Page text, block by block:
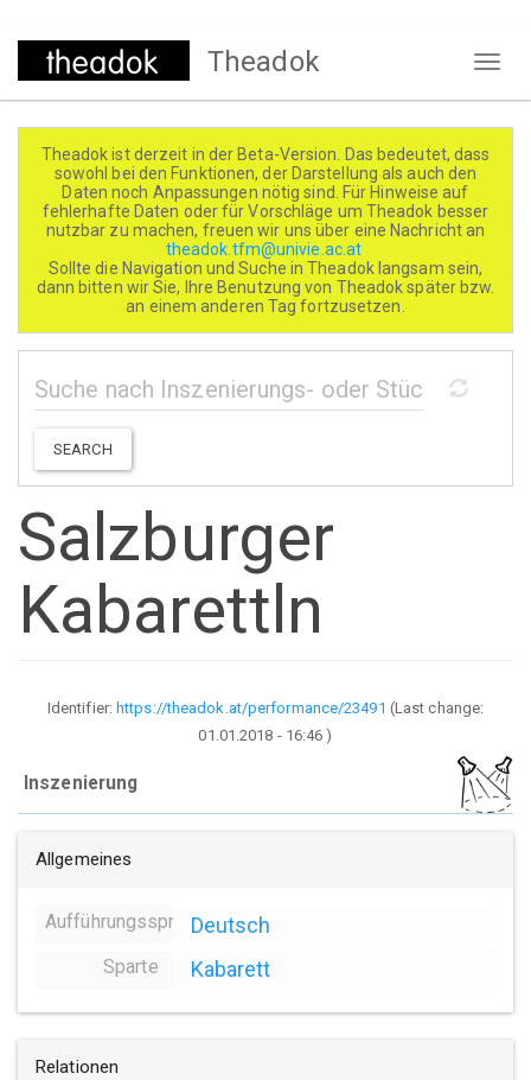
Direkt
Theadok
Theadok ist derzeit in der Beta-Version. Das bedeutet, dass
sowohl bei den Funktionen, der Darstellung als auch den
Daten noch Anpassungen nötig sind. Für Hinweise auf
fehlerhafte Daten oder für Vorschläge um Theadok besser
nutzbar zu machen, freuen wir uns über eine Nachricht an
theadok.tfm@univie.ac.at
Sollte die Navigation und Suche in Theadok langsam sein,
dann bitten wir Sie, Ihre Benutzung von Theadok später bzw.
an einem anderen Tag fortzusetzen.
SEARCH
Salzburger
Kabarettln
Identifier:https://theadok.at/performance/23491 (Last change:
01.01.2018 - 16:46 )
Inszenierung
Allgemeines
AufführungsspracheDeutsch
Sparte Kabarett
Relationen